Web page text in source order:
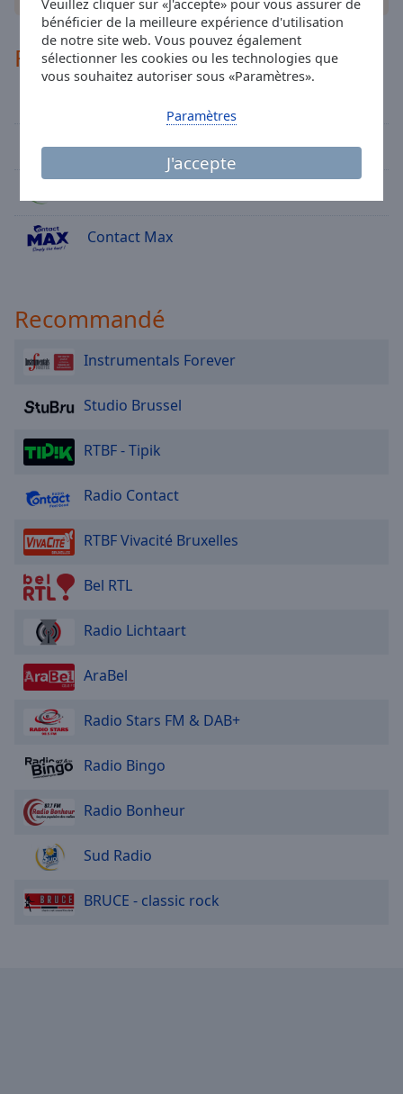
Veuillez cliquer sur «J'accepte» pour vous assurer de
bénéficier de la meilleure expérience d'utilisation
de notre site web. Vous pouvez également
sélectionner les cookies ou les technologies que
vous souhaitez autoriser sous «Paramètres».
J'accepte
Paramètres
Background
Color
Edge
Font
Done
Modal
Dialog
window.
RTL Belgium SA
Bel RTL
Contact Max
Recommandé
Instrumentals Forever
Studio Brussel
RTBF - Tipik
Radio Contact
RTBF Vivacité Bruxelles
Bel RTL
Radio Lichtaart
AraBel
Radio Stars FM & DAB+
Radio Bingo
Radio Bonheur
Sud Radio
BRUCE - classic rock